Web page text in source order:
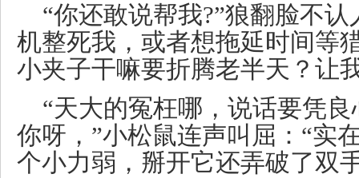
“你还敢说帮我?”狼翻脸不
机整死我，或者想拖延时间等
小夹子干嘛要折腾老半天？让
“天大的冤枉哪，说话要凭
你呀，”小松鼠连声叫屈：“实
个小力弱，掰开它还弄破了双